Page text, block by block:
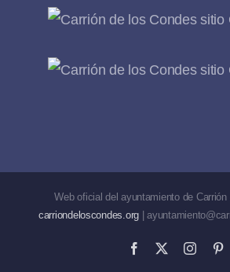
Web oficial del ayuntamiento de Carrión
carriondeloscondes.org |
Facebook